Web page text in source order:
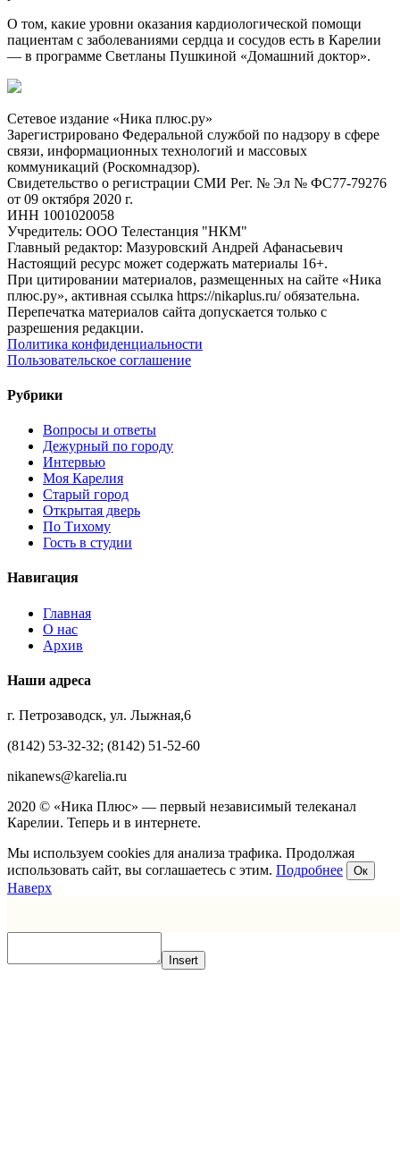
О том, какие уровни оказания кардиологической помощи
пациентам с заболеваниями сердца и сосудов есть в Карелии
— в программе Светланы Пушкиной «Домашний доктор».
Сетевое издание «Ника плюс.ру»
Зарегистрировано Федеральной службой по надзору в сфере
связи, информационных технологий и массовых
коммуникаций (Роскомнадзор).
Свидетельство о регистрации СМИ Рег. № Эл № ФС77-79276
от 09 октября 2020 г.
ИНН 1001020058
Учредитель: ООО Телестанция "НКМ"
Главный редактор: Мазуровский Андрей Афанасьевич
Настоящий ресурс может содержать материалы 16+.
При цитировании материалов, размещенных на сайте «Ника
плюс.ру», активная ссылка https://nikaplus.ru/ обязательна.
Перепечатка материалов сайта допускается только с
разрешения редакции.
Политика конфиденциальности
Пользовательское соглашение
Рубрики
Вопросы и ответы
Дежурный по городу
Интервью
Моя Карелия
Старый город
Открытая дверь
По Тихому
Гость в студии
Навигация
Главная
О нас
Архив
Наши адреса
г. Петрозаводск, ул. Лыжная,6
(8142) 53-32-32; (8142) 51-52-60
nikanews@karelia.ru
2020 © «Ника Плюс» — первый независимый телеканал
Карелии. Теперь и в интернете.
Мы используем cookies для анализа трафика. Продолжая
использовать сайт, вы соглашаетесь с этим. Подробнее Ок
Наверх
Insert